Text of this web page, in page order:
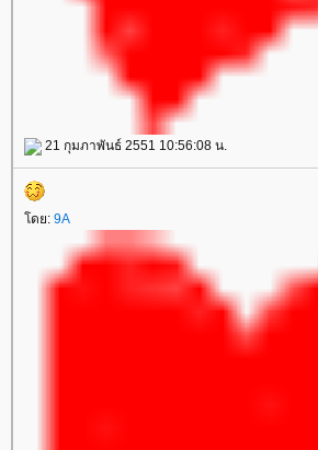
21 กุมภาพันธ์ 2551 10:56:08 น.
ดย: 9A